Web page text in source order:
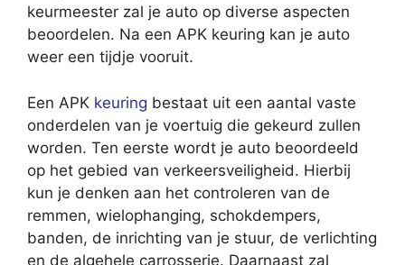
keurmeester zal je auto op diverse aspecten
beoordelen. Na een APK keuring kan je auto
weer een tijdje vooruit.
Een APK keuring bestaat uit een aantal vaste
onderdelen van je voertuig die gekeurd zullen
worden. Ten eerste wordt je auto beoordeeld
op het gebied van verkeersveiligheid. Hierbij
kun je denken aan het controleren van de
remmen, wielophanging, schokdempers,
banden, de inrichting van je stuur, de verlichting
en de algehele carrosserie. Daarnaast zal